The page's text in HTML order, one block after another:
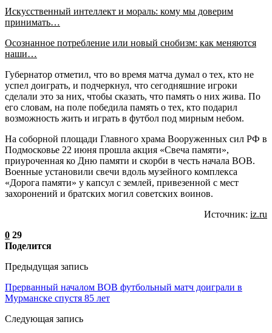
Искусственный интеллект и мораль: кому мы доверим
принимать…
Осознанное потребление или новый снобизм: как меняются
наши…
Губернатор отметил, что во время матча думал о тех, кто не
успел доиграть, и подчеркнул, что сегодняшние игроки
сделали это за них, чтобы сказать, что память о них жива. По
его словам, на поле победила память о тех, кто подарил
возможность жить и играть в футбол под мирным небом.
На соборной площади Главного храма Вооруженных сил РФ в
Подмосковье 22 июня прошла акция «Свеча памяти»,
приуроченная ко Дню памяти и скорби в честь начала ВОВ.
Военные установили свечи вдоль музейного комплекса
«Дорога памяти» у капсул с землей, привезенной с мест
захоронений и братских могил советских воинов.
Источник: iz.ru
0 29
Поделится
Предыдущая запись
Прерванный началом ВОВ футбольный матч доиграли в
Мурманске спустя 85 лет
Следующая запись